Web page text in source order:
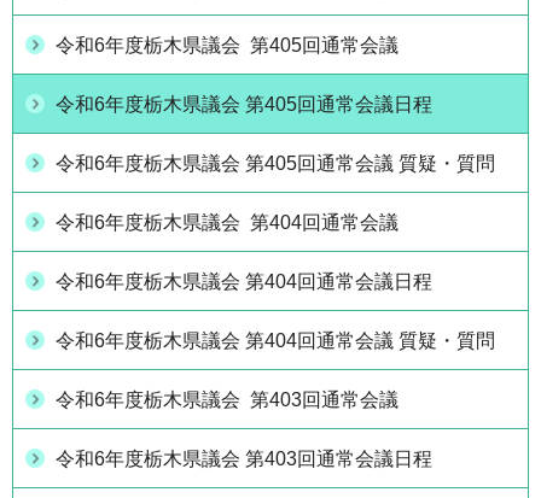
令和6年度栃木県議会 第405回通常会議
令和6年度栃木県議会 第405回通常会議日程
令和6年度栃木県議会 第405回通常会議 質疑・質問
令和6年度栃木県議会 第404回通常会議
令和6年度栃木県議会 第404回通常会議日程
令和6年度栃木県議会 第404回通常会議 質疑・質問
令和6年度栃木県議会 第403回通常会議
令和6年度栃木県議会 第403回通常会議日程